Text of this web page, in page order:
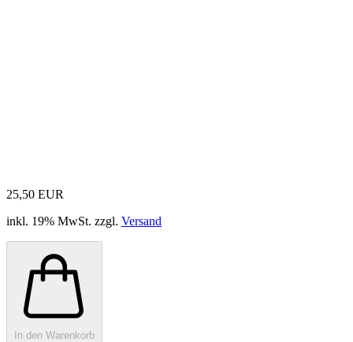
25,50 EUR
inkl. 19% MwSt. zzgl. Versand
In den Warenkorb